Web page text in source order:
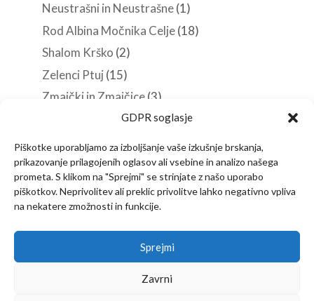
GDPR soglasje
Piškotke uporabljamo za izboljšanje vaše izkušnje brskanja,
prikazovanje prilagojenih oglasov ali vsebine in analizo našega
prometa. S klikom na "Sprejmi" se strinjate z našo uporabo
piškotkov. Neprivolitev ali preklic privolitve lahko negativno vpliva
na nekatere zmožnosti in funkcije.
Sprejmi
Zavrni
Neustrašni in Neustrašne(1)
Rod Albina Močnika Celje(18)
Shalom Krško (2)
Zelenci Ptuj (15)
Zmajčki in Zmajčice(3)
Stezosledci
Veščine in spretnosti(38)
Predstavitev Članstvo
Novice
Vsebine za vodnike
Izjava o zasebnosti
Kontakt